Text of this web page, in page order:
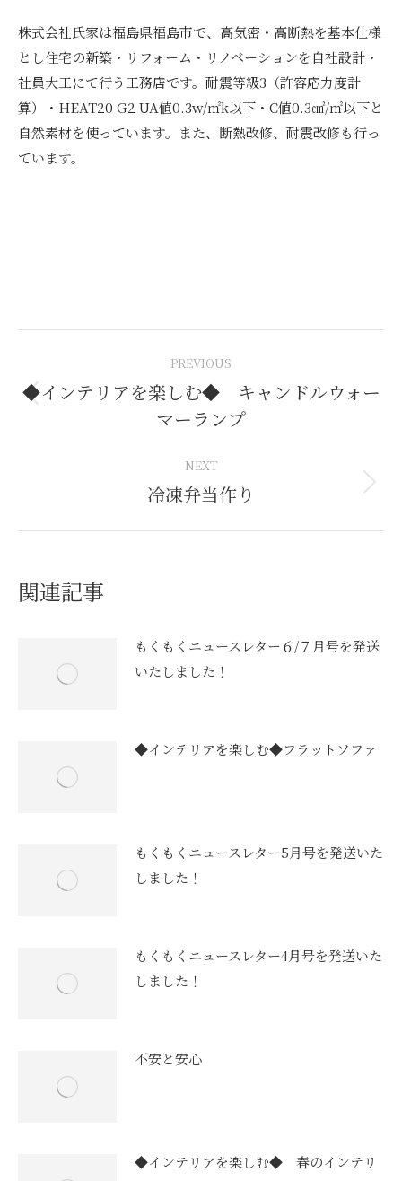
株式会社氏家は福島県福島市で、高気密・高断熱を基本仕様
とし住宅の新築・リフォーム・リノベーションを自社設計・
社員大工にて行う工務店です。耐震等級3（許容応力度計
算）・HEAT20 G2 UA値0.3w/㎡k以下・C値0.3㎠/㎡以下と
自然素材を使っています。また、断熱改修、耐震改修も行っ
ています。
navigation
PREVIOUS
Previous
post:
◆インテリアを楽しむ◆ キャンドルウォー
マーランプ
NEXT
Next
冷凍弁当作り
関連記事
もくもくニュースレター６/７月号を発送
いたしました！
◆インテリアを楽しむ◆フラットソファ
もくもくニュースレター5月号を発送いた
しました！
もくもくニュースレター4月号を発送いた
しました！
不安と安心
◆インテリアを楽しむ◆ 春のインテリ